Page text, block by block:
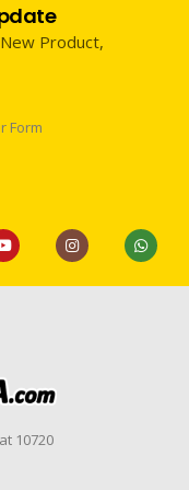
Product,
Form
10720